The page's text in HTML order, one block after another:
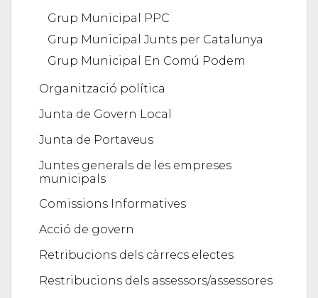
Grup Municipal PPC
Grup Municipal Junts per Catalunya
Grup Municipal En Comú Podem
Organització política
Junta de Govern Local
Junta de Portaveus
Juntes generals de les empreses
municipals
Comissions Informatives
Acció de govern
Retribucions dels càrrecs electes
Restribucions dels assessors/assessores